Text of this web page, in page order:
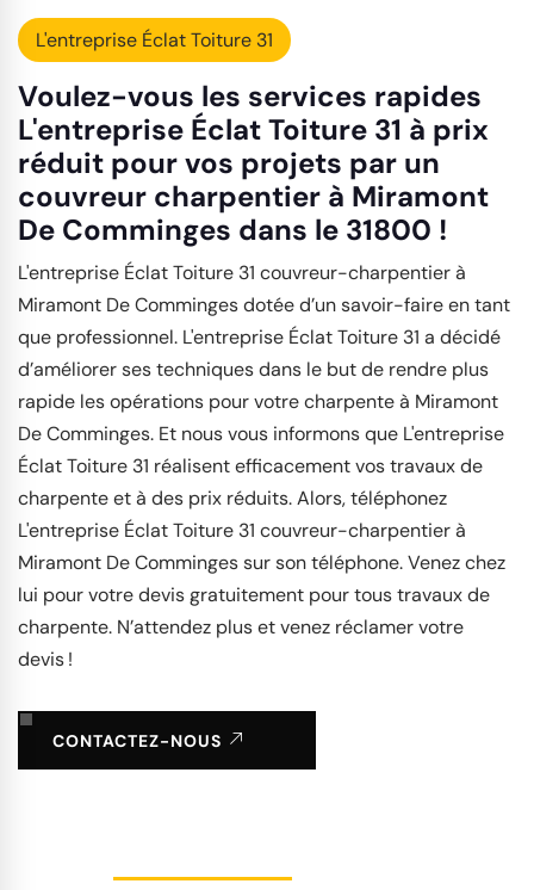
L'entreprise Éclat Toiture 31
Voulez-vous les services rapides
L'entreprise Éclat Toiture 31 à prix
réduit pour vos projets par un
couvreur charpentier à Miramont
De Comminges dans le 31800 !
L'entreprise Éclat Toiture 31 couvreur-charpentier à
Miramont De Comminges dotée d’un savoir-faire en tant
que professionnel. L'entreprise Éclat Toiture 31 a décidé
d’améliorer ses techniques dans le but de rendre plus
rapide les opérations pour votre charpente à Miramont
De Comminges. Et nous vous informons que L'entreprise
Éclat Toiture 31 réalisent efficacement vos travaux de
charpente et à des prix réduits. Alors, téléphonez
L'entreprise Éclat Toiture 31 couvreur-charpentier à
Miramont De Comminges sur son téléphone. Venez chez
lui pour votre devis gratuitement pour tous travaux de
charpente. N’attendez plus et venez réclamer votre
devis !
CONTACTEZ-NOUS